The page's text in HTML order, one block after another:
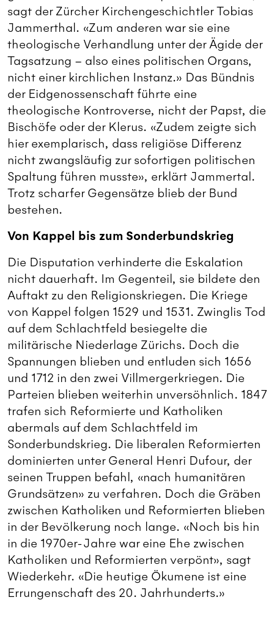
sagt der Zürcher Kirchengeschichtler Tobias
Jammerthal. «Zum anderen war sie eine
theologische Verhandlung unter der Ägide der
Tagsatzung – also eines politischen Organs,
nicht einer kirchlichen Instanz.» Das Bündnis
der Eidgenossenschaft führte eine
theologische Kontroverse, nicht der Papst, die
Bischöfe oder der Klerus. «Zudem zeigte sich
hier exemplarisch, dass religiöse Differenz
nicht zwangsläufig zur sofortigen politischen
Spaltung führen musste», erklärt Jammertal.
Trotz scharfer Gegensätze blieb der Bund
bestehen.
Von Kappel bis zum Sonderbundskrieg
Die Disputation verhinderte die Eskalation
nicht dauerhaft. Im Gegenteil, sie bildete den
Auftakt zu den Religionskriegen. Die Kriege
von Kappel folgen 1529 und 1531. Zwinglis Tod
auf dem Schlachtfeld besiegelte die
militärische Niederlage Zürichs. Doch die
Spannungen blieben und entluden sich 1656
und 1712 in den zwei Villmergerkriegen. Die
Parteien blieben weiterhin unversöhnlich. 1847
trafen sich Reformierte und Katholiken
abermals auf dem Schlachtfeld im
Sonderbundskrieg. Die liberalen Reformierten
dominierten unter General Henri Dufour, der
seinen Truppen befahl, «nach humanitären
Grundsätzen» zu verfahren. Doch die Gräben
zwischen Katholiken und Reformierten blieben
in der Bevölkerung noch lange. «Noch bis hin
in die 1970er-Jahre war eine Ehe zwischen
Katholiken und Reformierten verpönt», sagt
Wiederkehr. «Die heutige Ökumene ist eine
Errungenschaft des 20. Jahrhunderts.»